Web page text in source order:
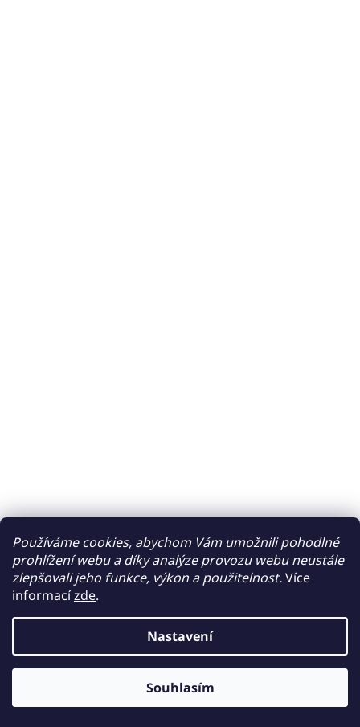
Používáme cookies, abychom Vám umožnili pohodlné
prohlížení webu a díky analýze provozu webu neustále
zlepšovali jeho funkce, výkon a použitelnost.Více
informacízde.
Nastavení
Souhlasím